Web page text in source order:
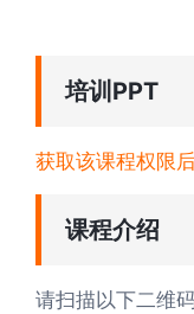
培训PPT
获取该课程权限
课程介绍
请扫描以下二维